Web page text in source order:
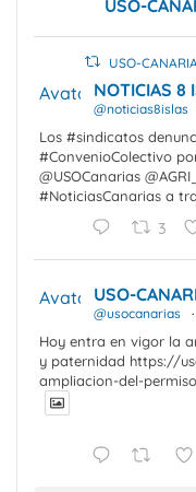
USO-
USO-
Avatar NOTICIAS 8
@noticias8islas
Los #sindicatos
#ConvenioColectivo
@USOCanarias
#NoticiasCanarias a
3
Avatar USO-
@usocanarias ·
Hoy entra en vigor la
y paternidad https://
ampliacion-del-